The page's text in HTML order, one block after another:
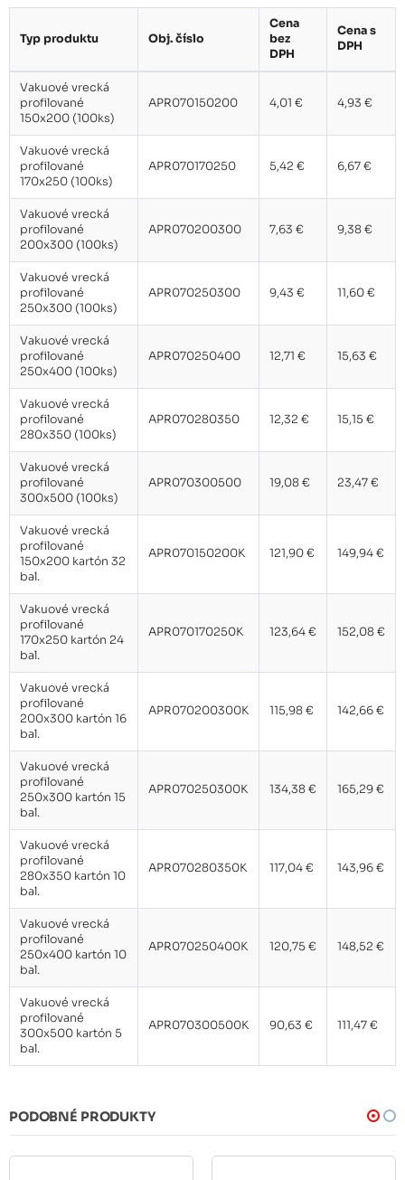
Vakuové vrecká profilované
120,75 €
Vakuové vrecká profilované
300x500 kartón 5 bal.
Typ produktu Obj. číslo
Cena
bez
DPH
Cena s
DPH
Vakuové vrecká
profilované
150x200 (100ks)
APR070150200 4,01 € 4,93 €
Vakuové vrecká
profilované
170x250 (100ks)
APR070170250 5,42 € 6,67 €
Vakuové vrecká
profilované
200x300 (100ks)
APR070200300 7,63 € 9,38 €
Vakuové vrecká
profilované
250x300 (100ks)
APR070250300 9,43 € 11,60 €
Vakuové vrecká
profilované
250x400 (100ks)
APR070250400 12,71 € 15,63 €
Vakuové vrecká
profilované
280x350 (100ks)
APR070280350 12,32 € 15,15 €
Vakuové vrecká
profilované
300x500 (100ks)
APR070300500 19,08 € 23,47 €
Vakuové vrecká
profilované
150x200 kartón 32
bal.
APR070150200K 121,90 € 149,94 €
Vakuové vrecká
profilované
170x250 kartón 24
bal.
APR070170250K 123,64 € 152,08 €
Vakuové vrecká
profilované
200x300 kartón 16
bal.
APR070200300K 115,98 € 142,66 €
Vakuové vrecká
profilované
250x300 kartón 15
bal.
APR070250300K 134,38 € 165,29 €
Vakuové vrecká
profilované
280x350 kartón 10
bal.
APR070280350K 117,04 € 143,96 €
Vakuové vrecká
profilované
250x400 kartón 10
bal.
APR070250400K 120,75 € 148,52 €
Vakuové vrecká
profilované
300x500 kartón 5
bal.
APR070300500K 90,63 € 111,47 €
PODOBNÉ PRODUKTY